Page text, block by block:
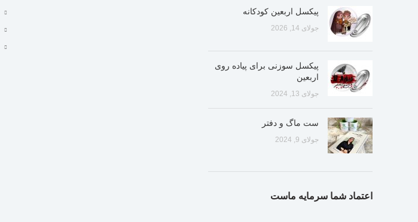
پیکسل اربعین کودکانه
جولای 14, 2026
پیکسل سوزنی برای پیاده روی
اربعین
جولای 13, 2024
ست ماگ و دفتر
جولای 9, 2024
اعتماد شما سرمایه ماست